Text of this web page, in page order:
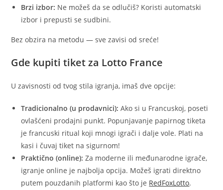
Brzi izbor: Ne možeš da se odlučiš? Koristi automatski
izbor i prepusti se sudbini.
Bez obzira na metodu — sve zavisi od sreće!
Gde kupiti tiket za Lotto France
U zavisnosti od tvog stila igranja, imaš dve opcije:
Tradicionalno (u prodavnici): Ako si u Francuskoj, poseti
ovlašćeni prodajni punkt. Popunjavanje papirnog tiketa
je francuski ritual koji mnogi igrači i dalje vole. Plati na
kasi i čuvaj tiket na sigurnom!
Praktično (online): Za moderne ili međunarodne igrače,
igranje online je najbolja opcija. Možeš igrati direktno
putem pouzdanih platformi kao što je RedFoxLotto.